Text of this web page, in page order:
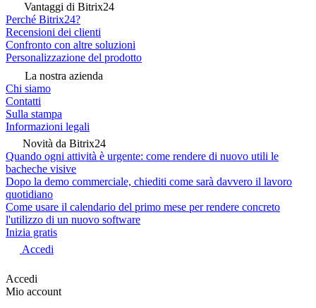
Vantaggi di Bitrix24
Perché Bitrix24?
Recensioni dei clienti
Confronto con altre soluzioni
Personalizzazione del prodotto
La nostra azienda
Chi siamo
Contatti
Sulla stampa
Informazioni legali
Novità da Bitrix24
Quando ogni attività è urgente: come rendere di nuovo utili le
bacheche visive
Dopo la demo commerciale, chiediti come sarà davvero il lavoro
quotidiano
Come usare il calendario del primo mese per rendere concreto
l'utilizzo di un nuovo software
Inizia gratis
Accedi
Accedi
Mio account